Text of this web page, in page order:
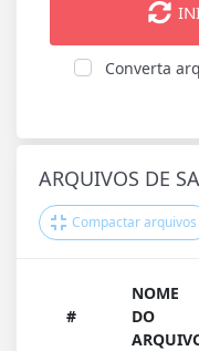
Converta
ARQUIVOS DE
Compactar arquivos
#
NOME
DO